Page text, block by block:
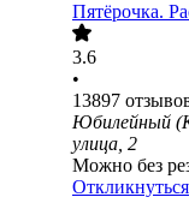
Пятёрочка.
3.6
•
13897
Юбилейный
улица, 2
Можно без
Откликнуться